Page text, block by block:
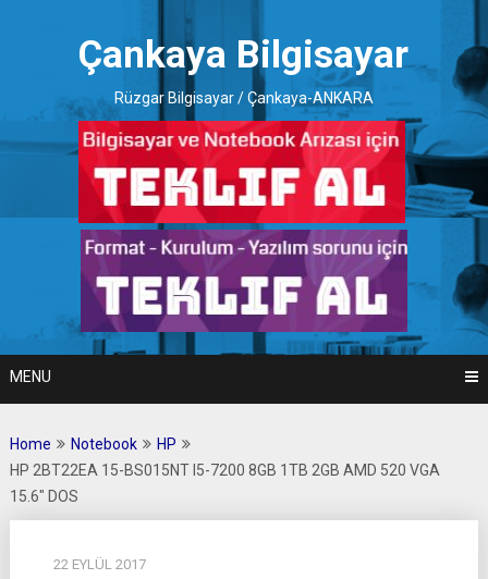
Çankaya Bilgisayar
Rüzgar Bilgisayar / Çankaya-ANKARA
MENU
Home Notebook
HP
HP 2BT22EA 15-BS015NT I5-7200 8GB 1TB 2GB AMD 520 VGA
15.6″ DOS
22 EYLÜL 2017